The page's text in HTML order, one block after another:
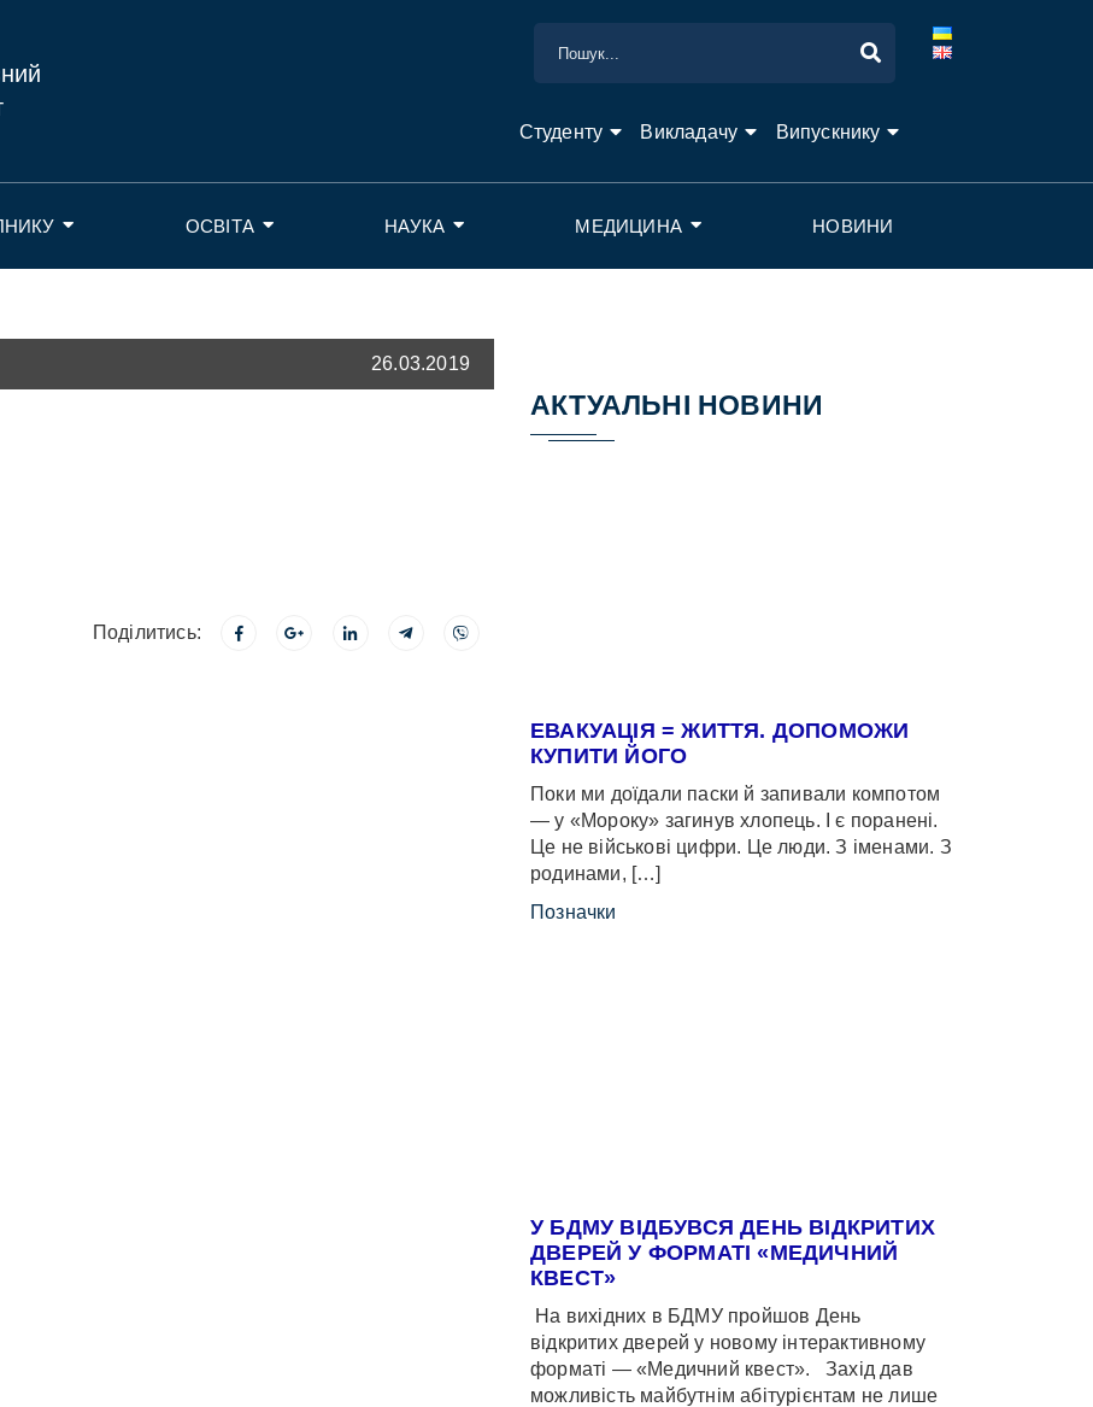
Студенту Викладачу Випускнику
ОСВІТА НАУКА МЕДИЦИНА НОВИНИ
26.03.2019
Поділитись:
АКТУАЛЬНІ НОВИНИ
ЕВАКУАЦІЯ = ЖИТТЯ. ДОПОМОЖИ
КУПИТИ ЙОГО
Поки ми доїдали паски й запивали компотом
— у «Мороку» загинув хлопець. І є поранені.
Це не військові цифри. Це люди. З іменами. З
родинами, […]
Позначки
У БДМУ ВІДБУВСЯ ДЕНЬ ВІДКРИТИХ
ДВЕРЕЙ У ФОРМАТІ «МЕДИЧНИЙ
КВЕСТ»
На вихідних в БДМУ пройшов День
відкритих дверей у новому інтерактивному
форматі — «Медичний квест». Захід дав
можливість майбутнім абітурієнтам не лише